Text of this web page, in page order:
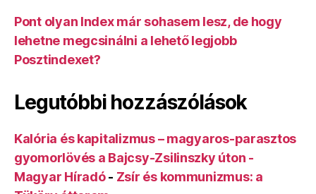
Pont olyan Index már sohasem lesz, de hogy
lehetne megcsinálni a lehető legjobb
Posztindexet?
Legutóbbi hozzászólások
Kalória és kapitalizmus – magyaros-parasztos
gyomorlövés a Bajcsy-Zsilinszky úton -
Magyar Híradó- Zsír és kommunizmus: a